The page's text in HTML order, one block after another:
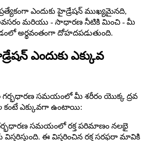
ఎందుకు హైడ్రేషన్ ముఖ్యమైనది,
మరియు - సాధారణ నీటికి మించి - మీ
అర్థవంతంగా దోహదపడుతుంది.
ఎందుకు ఎక్కువ
గర్భధారణ సమయంలో మీ శరీరం యొక్క ద్రవ
కంటే ఎక్కువగా ఉంటాయి:
సమయంలో రక్త పరిమాణం నలభై
ఈ విస్తరించిన రక్త సరఫరా మావికి